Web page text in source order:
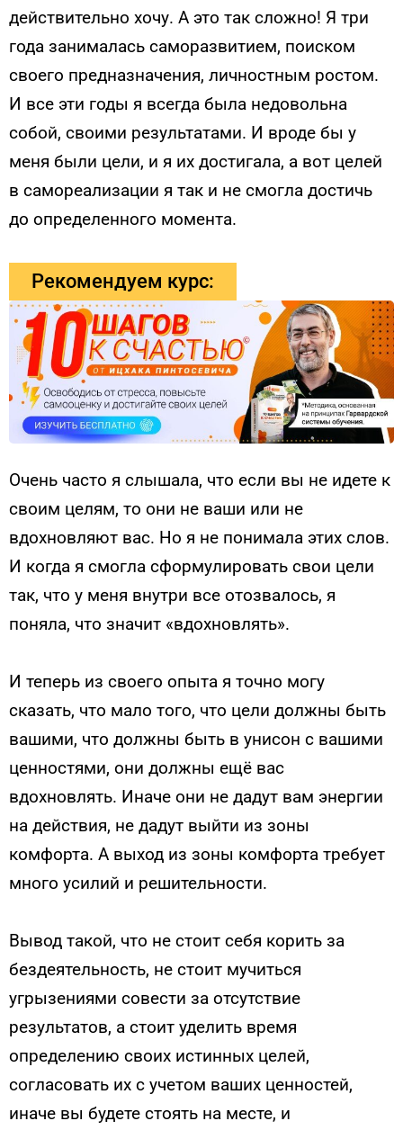
действительно хочу. А это так сложно! Я три
года занималась саморазвитием, поиском
своего предназначения, личностным ростом.
И все эти годы я всегда была недовольна
собой, своими результатами. И вроде бы у
меня были цели, и я их достигала, а вот целей
в самореализации я так и не смогла достичь
до определенного момента.
Рекомендуем курс:
Очень часто я слышала, что если вы не идете к
своим целям, то они не ваши или не
вдохновляют вас. Но я не понимала этих слов.
И когда я смогла сформулировать свои цели
так, что у меня внутри все отозвалось, я
поняла, что значит «вдохновлять».
И теперь из своего опыта я точно могу
сказать, что мало того, что цели должны быть
вашими, что должны быть в унисон с вашими
ценностями, они должны ещё вас
вдохновлять. Иначе они не дадут вам энергии
на действия, не дадут выйти из зоны
комфорта. А выход из зоны комфорта требует
много усилий и решительности.
Вывод такой, что не стоит себя корить за
бездеятельность, не стоит мучиться
угрызениями совести за отсутствие
результатов, а стоит уделить время
определению своих истинных целей,
согласовать их с учетом ваших ценностей,
иначе вы будете стоять на месте, и